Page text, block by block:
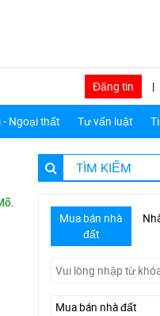
Đăng tin |
- Ngoại thất Tư vấn luật
.
TÌM KIẾM
Mua bán nhà
đất